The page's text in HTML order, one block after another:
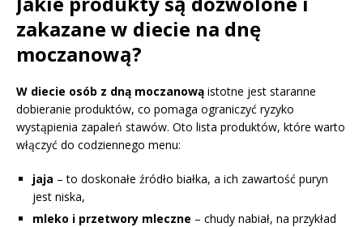
zakazane w diecie na dnę
moczanową?
W diecie osób z dną moczanową istotne jest staranne
dobieranie produktów, co pomaga ograniczyć ryzyko
wystąpienia zapaleń stawów. Oto lista produktów, które warto
włączyć do codziennego menu:
jaja – to doskonałe źródło białka, a ich zawartość puryn
jest niska,
mleko i przetwory mleczne – chudy nabiał, na przykład